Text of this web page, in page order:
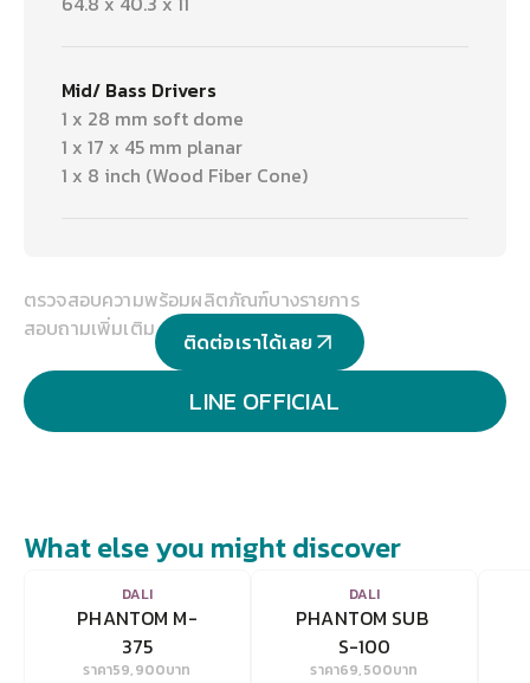
Mid/ Bass Drivers
1 x 28 mm soft dome
1 x 17 x 45 mm planar
1 x 8 inch (Wood Fiber Cone)
ตรวจสอบความพร้อมผลิตภัณฑ์บางรายการ
สอบถามเพิ่มเติม
ติดต่อเราได้เลย
LINE OFFICIAL
What else you might discover
VIEW
DALI
PHANTOM M-
375
ราคา59,900บาท
VIEW
DALI
PHANTOM SUB
S-100
ราคา69,500บาท